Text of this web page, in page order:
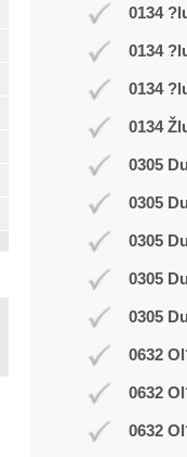
0134
0134
0134
0134
0305
0305
0305
0305
0305
0632
0632
0632